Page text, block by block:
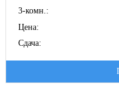
3-комн.:
Цена:
Сдача: